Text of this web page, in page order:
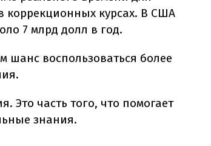
коррекционных курсах. В США
7 млрд долл в год.
шанс воспользоваться более
Это часть того, что помогает
знания.